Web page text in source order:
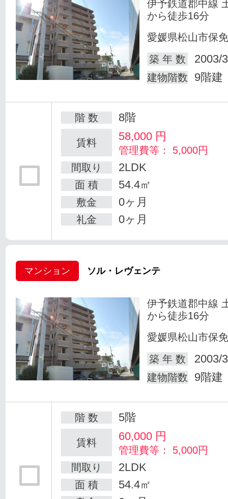
伊予鉄道郡中線
から徒歩16分
愛媛県松山市保
築 年 数
2003/
建物階数 9階建
階 数 8階
賃料 58,000 円
管理費等： 5,000円
間取り
2LDK
面 積 54.4㎡
敷金 0ヶ月
礼金 0ヶ月
マンション ソル・レヴェンテ
伊予鉄道郡中線
から徒歩16分
愛媛県松山市保
築 年 数
2003/
建物階数 9階建
階 数 5階
賃料 60,000 円
管理費等： 5,000円
間取り
2LDK
面 積 54.4㎡